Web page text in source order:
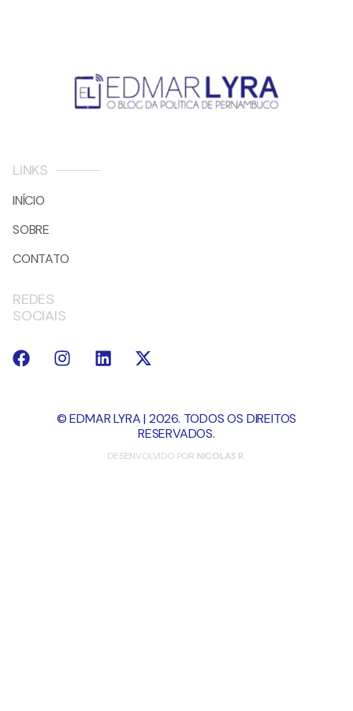
LINKS
INÍCIO
SOBRE
CONTATO
REDES
SOCIAIS
© EDMAR LYRA | 2026. TODOS OS DIREITOS
RESERVADOS.
DESENVOLVIDO POR NICOLAS R.